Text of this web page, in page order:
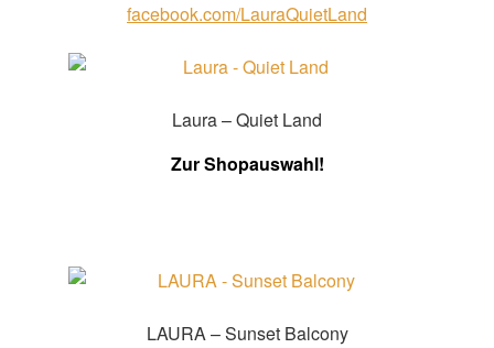
facebook.com/LauraQuietLand
Laura – Quiet Land
Zur Shopauswahl!
LAURA – Sunset Balcony